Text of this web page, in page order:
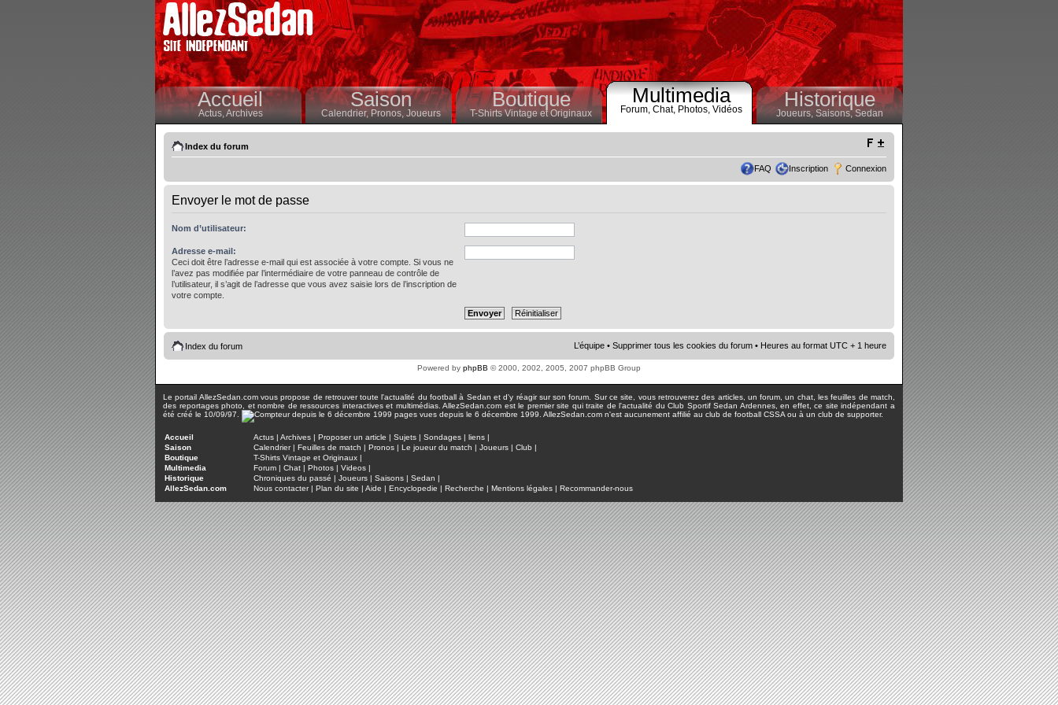
Accueil
Actus,Archives
Saison
Calendrier,Pronos, Joueurs
Boutique
T-Shirts Vintage et Originaux
Multimedia
Forum, Chat, Photos, Vidéos Historique
Joueurs, Saisons,Sedan
Index du forum
FAQ Inscription Connexion
Envoyer le mot de passe
Nom d’utilisateur:
Adresse e-mail:
Ceci doit être l’adresse e-mail qui est associée à votre compte. Si vous ne
l’avez pas modifiée par l’intermédiaire de votre panneau de contrôle de
l’utilisateur, il s’agit de l’adresse que vous avez saisie lors de l’inscription de
votre compte.
Index du forum L’équipe • Supprimer tous les cookies du forum • Heures au format UTC + 1 heure
Powered by phpBB © 2000, 2002, 2005, 2007 phpBB Group
Le portail AllezSedan.com vous propose de retrouver toute l'actualité du football à Sedan et d'y réagir sur son forum. Sur ce site, vous retrouverez des articles, un forum, un chat, les feuilles de match,
des reportages photo, et nombre de ressources interactives et multimédias. AllezSedan.com est le premier site qui traite de l'actualité du Club Sportif Sedan Ardennes, en effet, ce site indépendant a
été créé le 10/09/97.
pages vues depuis le 6 décembre 1999. AllezSedan.com n'est aucunement affilié au club de football CSSA ou à un club de supporter.
Accueil Actus | Archives | Proposer un article | Sujets | Sondages | liens |
Saison
Calendrier| Feuilles de match | Pronos | Le joueur du match | Joueurs | Club |
Boutique
T-Shirts Vintage et Originaux |
Multimedia
Forum | Chat | Photos | Videos |
Historique
Chroniques du passé | Joueurs | Saisons | Sedan |
AllezSedan.com
Nous contacter| Plan du site | Aide | Encyclopedie | Recherche | Mentions légales | Recommander-nous